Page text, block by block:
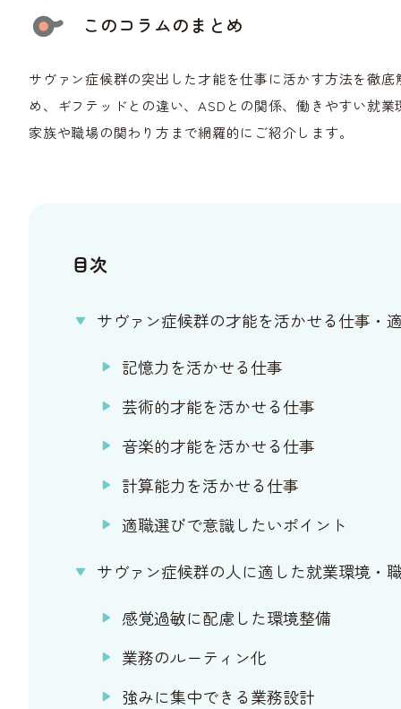
このコラムのまとめ
サヴァン症候群の突出した才能を仕事に活かす方法を徹
め、ギフテッドとの違い、ASDとの関係、働きやすい就
家族や職場の関わり方まで網羅的にご紹介します。
目次
サヴァン症候群の才能を活かせる仕事・
記憶力を活かせる仕事
芸術的才能を活かせる仕事
音楽的才能を活かせる仕事
計算能力を活かせる仕事
適職選びで意識したいポイント
サヴァン症候群の人に適した就業環境・
感覚過敏に配慮した環境整備
業務のルーティン化
強みに集中できる業務設計